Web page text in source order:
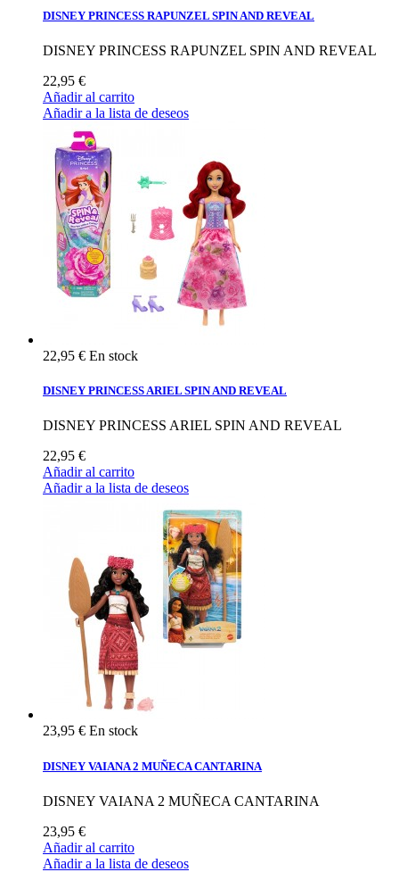
DISNEY PRINCESS RAPUNZEL SPIN AND REVEAL
DISNEY PRINCESS RAPUNZEL SPIN AND REVEAL
22,95 €
Añadir al carrito
Añadir a la lista de deseos
22,95 € En stock
DISNEY PRINCESS ARIEL SPIN AND REVEAL
DISNEY PRINCESS ARIEL SPIN AND REVEAL
22,95 €
Añadir al carrito
Añadir a la lista de deseos
23,95 € En stock
DISNEY VAIANA 2 MUÑECA CANTARINA
DISNEY VAIANA 2 MUÑECA CANTARINA
23,95 €
Añadir al carrito
Añadir a la lista de deseos